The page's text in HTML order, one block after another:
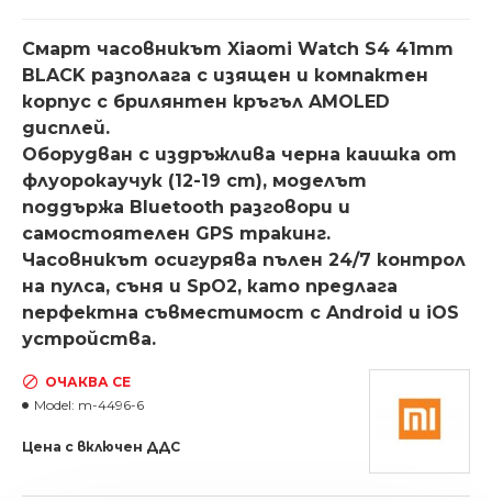
ОЧАКВА СЕ
Model: m-4496-6
Цена с включен ДДС
Смарт часовникът Xiaomi Watch S4 41mm
BLACK разполага с изящен и компактен
корпус с брилянтен кръгъл AMOLED
дисплей.
Оборудван с издръжлива черна каишка от
флуорокаучук (12-19 cm), моделът
поддържа Bluetooth разговори и
самостоятелен GPS тракинг.
Часовникът осигурява пълен 24/7 контрол
на пулса, съня и SpO2, като предлага
перфектна съвместимост с Android и iOS
устройства.